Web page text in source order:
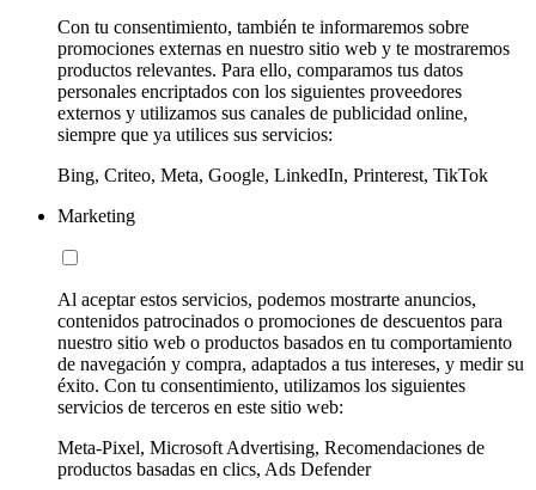
Con tu consentimiento, también te informaremos sobre
promociones externas en nuestro sitio web y te mostraremos
productos relevantes. Para ello, comparamos tus datos
personales encriptados con los siguientes proveedores
externos y utilizamos sus canales de publicidad online,
siempre que ya utilices sus servicios:
Bing, Criteo, Meta, Google, LinkedIn, Printerest, TikTok
Marketing
Al aceptar estos servicios, podemos mostrarte anuncios,
contenidos patrocinados o promociones de descuentos para
nuestro sitio web o productos basados en tu comportamiento
de navegación y compra, adaptados a tus intereses, y medir su
éxito. Con tu consentimiento, utilizamos los siguientes
servicios de terceros en este sitio web:
Meta-Pixel, Microsoft Advertising, Recomendaciones de
productos basadas en clics, Ads Defender